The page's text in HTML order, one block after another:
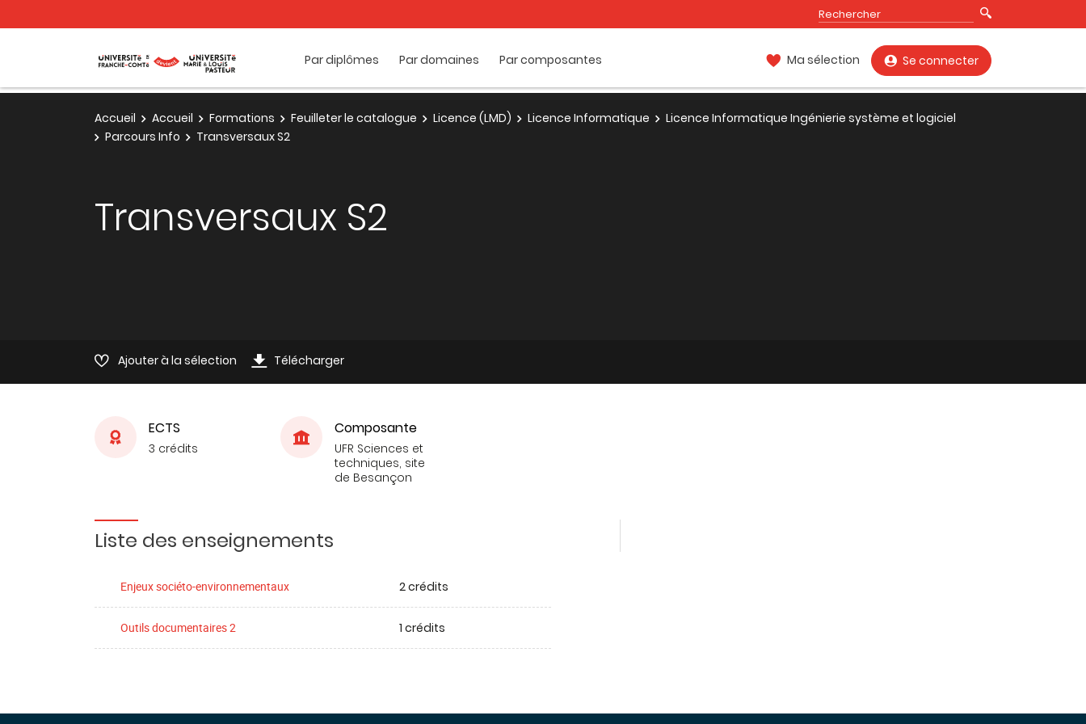
Par diplômes Par domaines Par composantes Ma sélection Se connecter
Accueil Accueil Formations Feuilleter le catalogue Licence (LMD) Licence Informatique
Licence Informatique Ingénierie système et logiciel
Parcours Info
Transversaux S2
Transversaux S2
Ajouter à la sélection Télécharger
ECTS
3 crédits
Composante
UFR Sciences et
techniques, site
de Besançon
Liste des enseignements
Enjeux sociéto-environnementaux 2 crédits
Outils documentaires 2 1 crédits